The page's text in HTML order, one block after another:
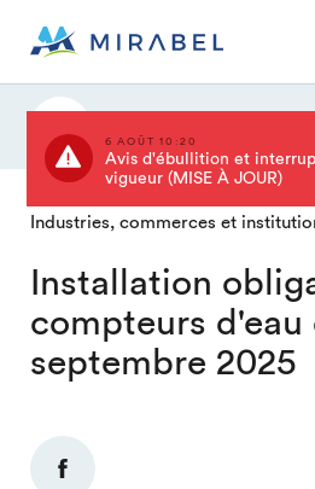
6 AOÛT 10:20
Avis d'ébullition et
vigueur (MISE À JOUR)
Industries, commerces et
Installation
compteurs d'eau
septembre 2025